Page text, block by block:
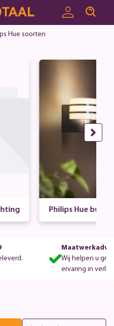
Hue soorten
Philips Hue
Wij helpen u
ervaring in